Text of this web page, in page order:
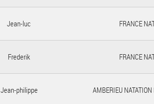
Jean-luc FRANCE
Frederik FRANCE
Jean-philippe AMBERIEU NATATION